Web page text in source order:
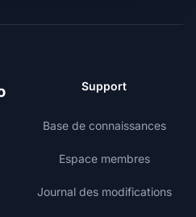
Support
Base de connaissances
Espace membres
Journal des modifications